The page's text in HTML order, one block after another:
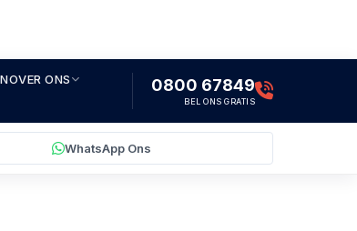
OVER ONS 0800 67849
BEL ONS GRATIS
WhatsApp Ons